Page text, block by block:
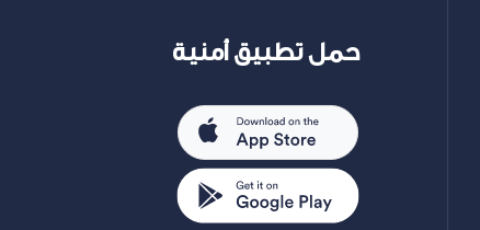
حمل تطبيق أمنية